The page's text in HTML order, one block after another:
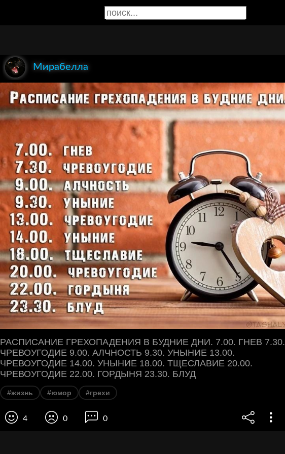
Мирабелла
РАСПИСАНИЕ ГРЕХОПАДЕНИЯ В БУДНИЕ ДНИ. 7.00. ГНЕВ 7.30.
ЧРЕВОУГОДИЕ 9.00. АЛЧНОСТЬ 9.30. УНЫНИЕ 13.00.
ЧРЕВОУГОДИЕ 14.00. УНЫНИЕ 18.00. ТЩЕСЛАВИЕ 20.00.
ЧРЕВОУГОДИЕ 22.00. ГОРДЫНЯ 23.30. БЛУД
#жизнь #юмор #грехи
4 0 0